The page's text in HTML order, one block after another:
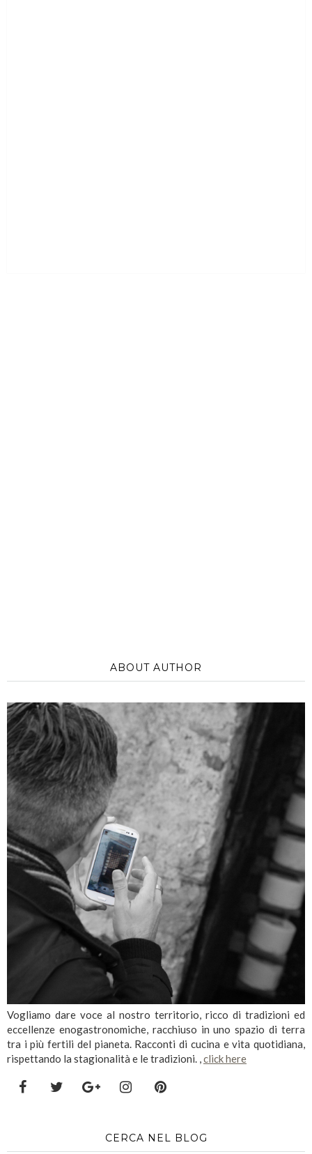
ABOUT AUTHOR
Vogliamo dare voce al nostro territorio, ricco di tradizioni ed
eccellenze enogastronomiche, racchiuso in uno spazio di terra
tra i più fertili del pianeta. Racconti di cucina e vita quotidiana,
rispettando la stagionalità e le tradizioni. ,click here
CERCA NEL BLOG